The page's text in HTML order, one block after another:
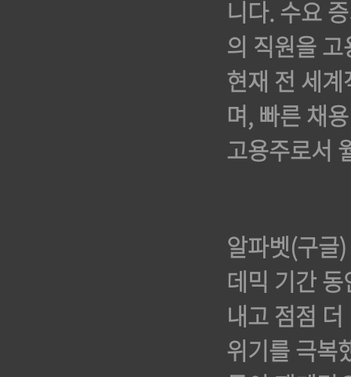
니다. 수요
의 직원을
현재 전 세
며, 빠른 채
고용주로서
알파벳(구글
데믹 기간
내고 점점
위기를 극복